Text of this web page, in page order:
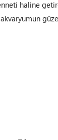
haline